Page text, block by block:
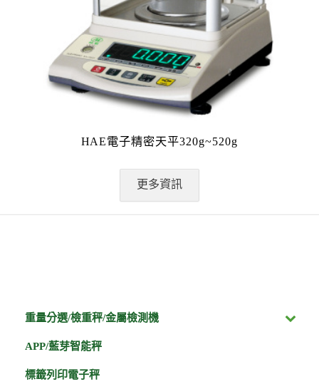
HAE電子精密天平320g~520g
更多資訊
重量分選/檢重秤/金屬檢測機
APP/藍芽智能秤
標籤列印電子秤